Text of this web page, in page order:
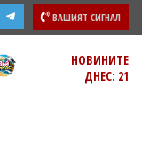
ВАШИЯТ СИГНАЛ
НОВИНИТЕ
ДНЕС: 21